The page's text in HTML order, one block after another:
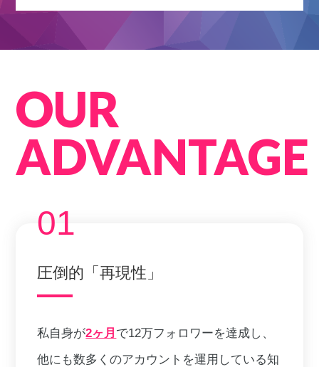
OUR
ADVANTAGE
01
圧倒的「再現性」
私自身が2ヶ月 で12万フォロワーを達成し、
他にも数多くのアカウントを運用している知